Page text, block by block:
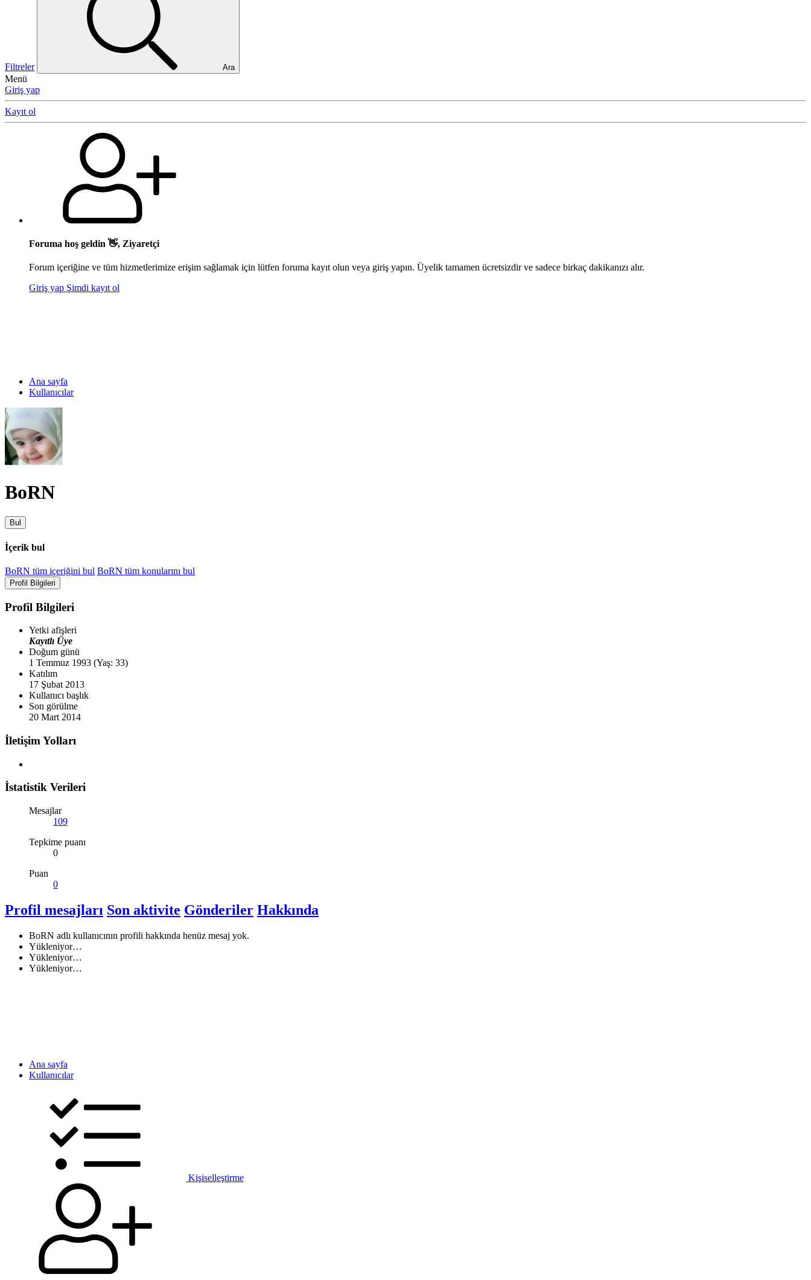
Filtreler Ara
Menü
Giriş yap
Kayıt ol
Foruma hoş geldin 👋, Ziyaretçi
Forum içeriğine ve tüm hizmetlerimize erişim sağlamak için lütfen foruma kayıt olun veya giriş yapın. Üyelik tamamen ücretsizdir ve sadece birkaç dakikanızı alır.
Giriş yap Şimdi kayıt ol
Ana sayfa
Kullanıcılar
BoRN
Bul
İçerik bul
BoRN tüm içeriğini bul BoRN tüm konularını bul
Profil Bilgileri
Profil Bilgileri
Yetki afişleri
Kayıtlı Üye
Doğum günü
1 Temmuz 1993 (Yaş: 33)
Katılım
17 Şubat 2013
Kullanıcı başlık
Son görülme
20 Mart 2014
İletişim Yolları
İstatistik Verileri
Mesajlar
109
Tepkime puanı
0
Puan
0
Profil mesajları Son aktivite Gönderiler Hakkında
BoRN adlı kullanıcının profili hakkında henüz mesaj yok.
Yükleniyor…
Yükleniyor…
Yükleniyor…
Ana sayfa
Kullanıcılar
Kişiselleştirme